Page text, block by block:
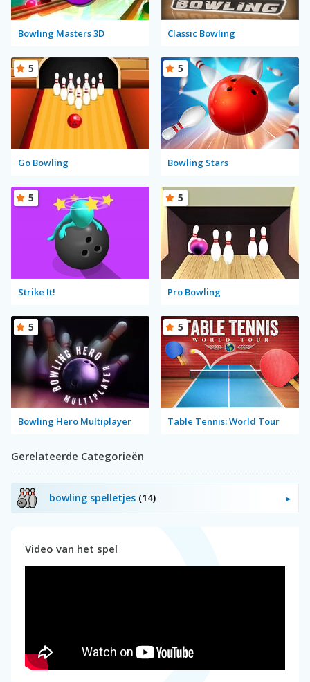
Bowling Masters 3D Classic Bowling
Go Bowling
5
Bowling Stars
5
Strike It!
5
Pro Bowling
5
Bowling Hero Multiplayer
5
Table Tennis: World Tour
5
Gerelateerde Categorieën
bowling spelletjes (14)
Video van het spel